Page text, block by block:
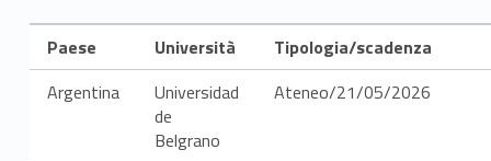
A
c
Paese Università
Tipologia/scadenza
Argentina
Universidad
de
Belgrano
Ateneo/21/05/2026